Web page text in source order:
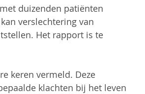
duizenden patiënten
verslechtering van
Het rapport is te
keren vermeld. Deze
klachten bij het leven